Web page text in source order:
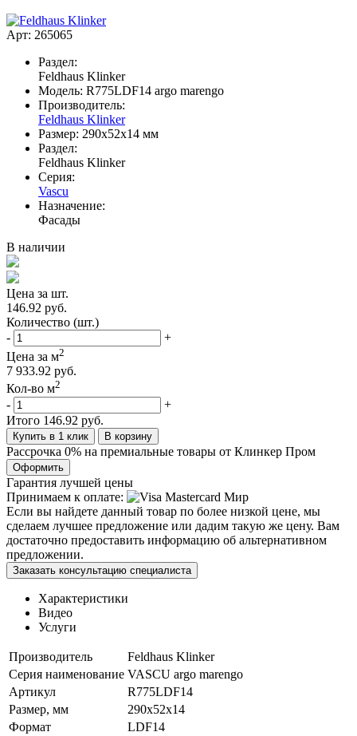
Арт: 265065
Раздел:
Feldhaus Klinker
Модель: R775LDF14 argo marengo
Производитель:
Feldhaus Klinker
Размер: 290х52х14 мм
Раздел:
Feldhaus Klinker
Серия:
Vascu
Назначение:
Фасады
В наличии
Цена за шт.
146.92 руб.
Количество (шт.)
-
+
Цена за м2
7 933.92 руб.
Кол-во м2
-
+
Итого 146.92 руб.
Купить в 1 клик В корзину
Рассрочка 0% на премиальные товары от Клинкер Пром
Оформить
Гарантия лучшей цены
Принимаем к оплате:
Если вы найдете данный товар по более низкой цене, мы
сделаем лучшее предложение или дадим такую же цену. Вам
достаточно предоставить информацию об альтернативном
предложении.
Заказать консультацию специалиста
Характеристики
Видео
Услуги
Производитель
Feldhaus Klinker
Серия наименование VASCU argo marengo
Артикул
R775LDF14
Размер, мм
290х52х14
Формат
LDF14